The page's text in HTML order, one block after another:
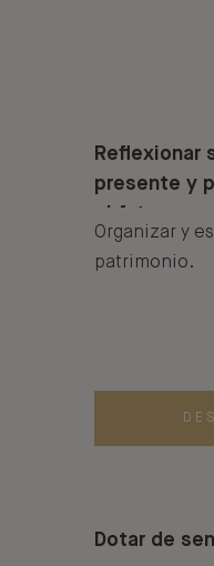
Reflexionar
presente y
el futuro
Organizar y
patrimonio.
Dotar de